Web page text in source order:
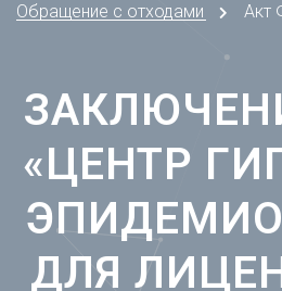
Б
Барнаул
Белгород
Брянск
Владивосток
Владикавказ
Обращение с отходами
Акт
«ЦЕНТР
ДЛЯ